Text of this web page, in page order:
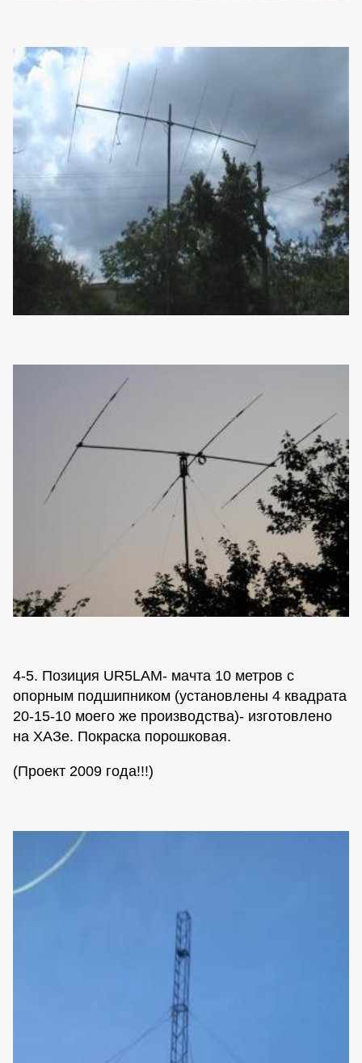
4-5. Позиция UR5LAM- мачта 10 метров с
опорным подшипником (установлены 4 квадрата
20-15-10 моего же производства)- изготовлено
на ХАЗе. Покраска порошковая.
(Проект 2009 года!!!)